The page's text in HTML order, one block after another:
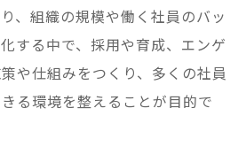
、組織の規模や働く社員のバッ
する中で、採用や育成、エンゲ
や仕組みをつくり、多くの社員
る環境を整えることが目的で